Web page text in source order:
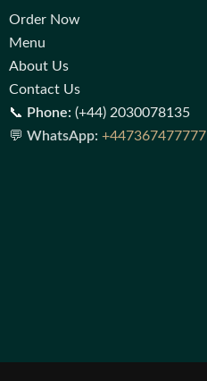
Order Now
Menu
About Us
Contact Us
📞 Phone: (+44) 2030078135
💬 WhatsApp: +447367477777